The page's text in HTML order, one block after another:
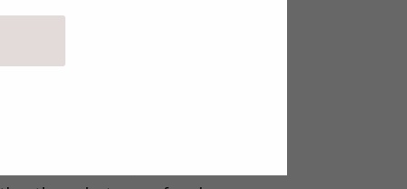
2024; Seddon, 2022). Unlike most
the impacts of hydrogen